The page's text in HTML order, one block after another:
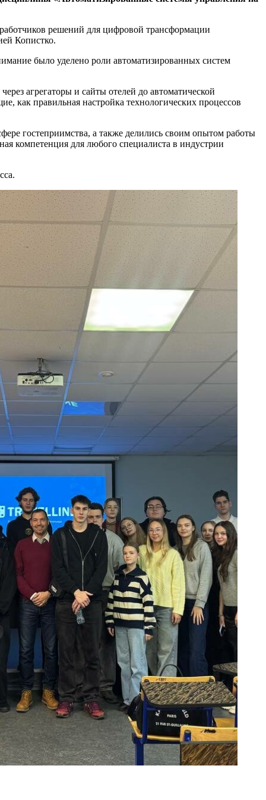
решений для цифровой трансформации
Копистко.
было уделено роли автоматизированных систем
агрегаторы и сайты отелей до автоматической
как правильная настройка технологических процессов
гостеприимства, а также делились своим опытом работы
компетенция для любого специалиста в индустрии